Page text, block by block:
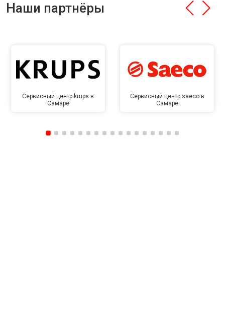
Наши партнёры
Сервисный центр krups в
Самаре
Сервисный центр saeco в
Самаре